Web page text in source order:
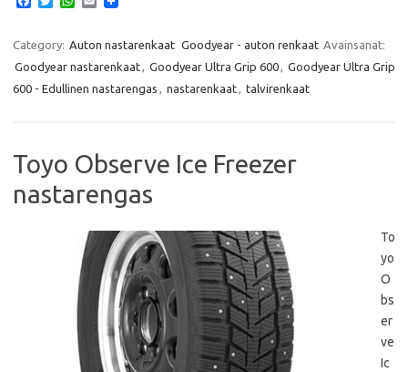
e
o
o
t
e
r
t
A
p
i
Category: Auton nastarenkaat Goodyear - auton renkaat Avainsanat:
Goodyear nastarenkaat
Goodyear Ultra Grip 600
Goodyear Ultra Grip
600 - Edullinen nastarengas
nastarenkaat talvirenkaat
Toyo Observe Ice Freezer
nastarengas
To
yo
O
bs
er
ve
Ic